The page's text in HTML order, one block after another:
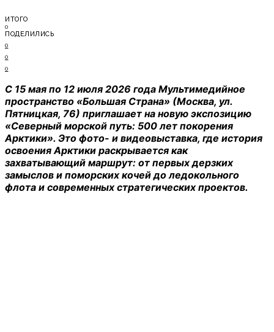
ИТОГО
0
ПОДЕЛИЛИСЬ
0
0
0
С 15 мая по 12 июля 2026 года Мультимедийное
пространство «Большая Страна» (Москва, ул.
Пятницкая, 76) приглашает на новую экспозицию
«Северный морской путь: 500 лет покорения
Арктики». Это фото- и видеовыставка, где история
освоения Арктики раскрывается как
захватывающий маршрут: от первых дерзких
замыслов и поморских кочей до ледокольного
флота и современных стратегических проектов.